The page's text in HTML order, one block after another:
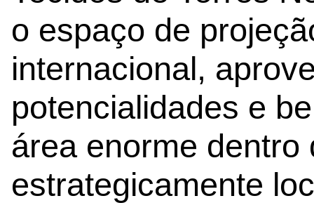
o espaço de
internacional,
potencialidades e
área enorme dentro
estrategicamente